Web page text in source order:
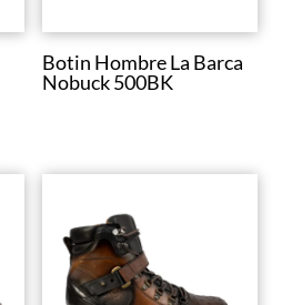
Botin Hombre La Barca
Nobuck 500BK